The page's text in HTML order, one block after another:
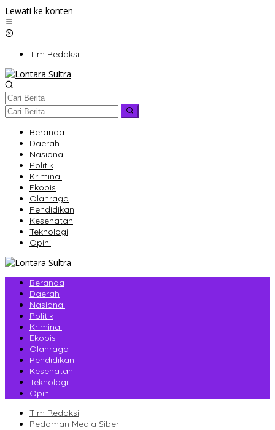
Lewati ke konten
Tim Redaksi
Beranda
Daerah
Nasional
Politik
Kriminal
Ekobis
Olahraga
Pendidikan
Kesehatan
Teknologi
Opini
Beranda
Daerah
Nasional
Politik
Kriminal
Ekobis
Olahraga
Pendidikan
Kesehatan
Teknologi
Opini
Tim Redaksi
Pedoman Media Siber